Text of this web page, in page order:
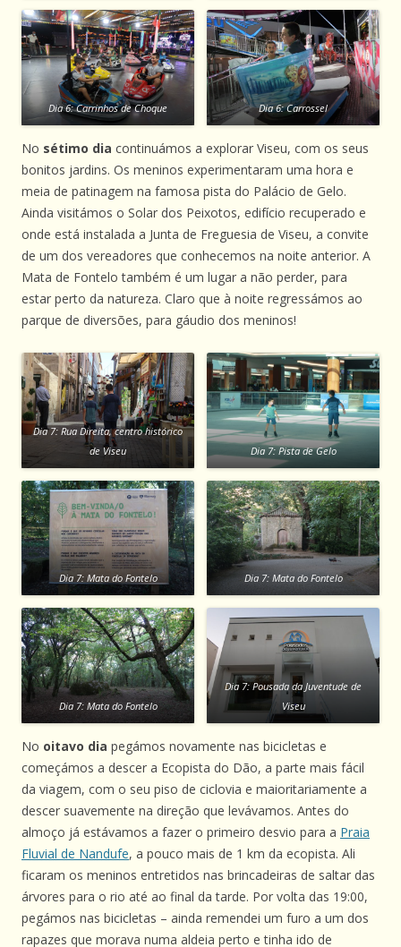
Dia 6: Carrinhos de Choque Dia 6: Carrossel
No sétimo dia continuámos a explorar Viseu, com os seus
bonitos jardins. Os meninos experimentaram uma hora e
meia de patinagem na famosa pista do Palácio de Gelo.
Ainda visitámos o Solar dos Peixotos, edifício recuperado e
onde está instalada a Junta de Freguesia de Viseu, a convite
de um dos vereadores que conhecemos na noite anterior. A
Mata de Fontelo também é um lugar a não perder, para
estar perto da natureza. Claro que à noite regressámos ao
parque de diversões, para gáudio dos meninos!
Dia 7: Rua Direita, centro histórico
de Viseu
Dia 7: Pista de Gelo
Dia 7: Mata do Fontelo Dia 7: Mata do Fontelo
Dia 7: Mata do Fontelo
Dia 7: Pousada da Juventude de
Viseu
No oitavo dia pegámos novamente nas bicicletas e
começámos a descer a Ecopista do Dão, a parte mais fácil
da viagem, com o seu piso de ciclovia e maioritariamente a
descer suavemente na direção que levávamos. Antes do
almoço já estávamos a fazer o primeiro desvio para a Praia
Fluvial de Nandufe, a pouco mais de 1 km da ecopista. Ali
ficaram os meninos entretidos nas brincadeiras de saltar das
árvores para o rio até ao final da tarde. Por volta das 19:00,
pegámos nas bicicletas – ainda remendei um furo a um dos
rapazes que morava numa aldeia perto e tinha ido de